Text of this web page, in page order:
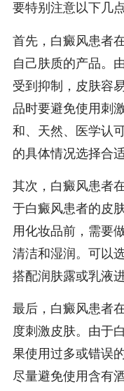
要特别注意以下几点
首先，白癜风患者
自己肤质的产品。
受到抑制，皮肤容
品时要避免使用刺
和、天然、医学认
的具体情况选择合
其次，白癜风患者
于白癜风患者的皮
用化妆品前，需要
清洁和湿润。可以
搭配润肤露或乳液
最后，白癜风患者
度刺激皮肤。由于
果使用过多或错误
尽量避免使用含有